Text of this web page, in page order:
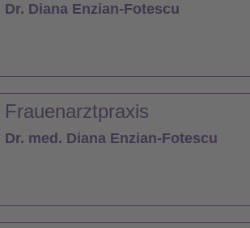
Dr. Diana Enzian-Fotescu
Frauenarztpraxis
Dr. med. Diana Enzian-Fotescu